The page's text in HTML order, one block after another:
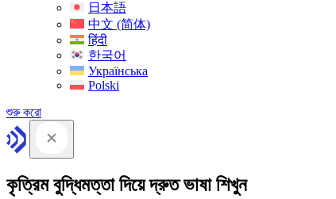
日本語
中文 (简体)
हिंदी
한국어
Українська
Polski
শুরু করো
কৃত্রিম বুদ্ধিমত্তা দিয়ে দ্রুত ভাষা শিখুন